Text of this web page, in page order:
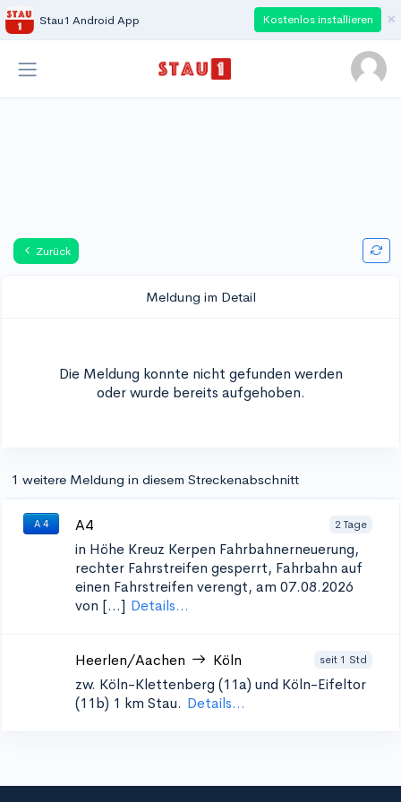
Stau1 Android App Kostenlos installieren ×
Zurück
Meldung im Detail
Die Meldung konnte nicht gefunden werden
oder wurde bereits aufgehoben.
1 weitere Meldung in diesem Streckenabschnitt
A 4 A4 2 Tage
in Höhe Kreuz Kerpen Fahrbahnerneuerung,
rechter Fahrstreifen gesperrt, Fahrbahn auf
einen Fahrstreifen verengt, am 07.08.2026
von [...] Details...
Heerlen/Aachen Köln seit 1 Std
zw. Köln-Klettenberg (11a) und Köln-Eifeltor
(11b) 1 km Stau. Details...